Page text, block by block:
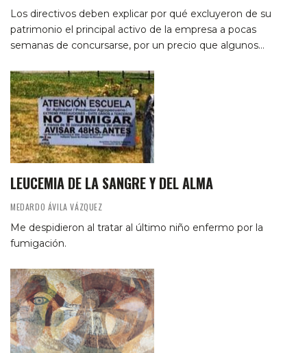
Los directivos deben explicar por qué excluyeron de su
patrimonio el principal activo de la empresa a pocas
semanas de concursarse, por un precio que algunos…
LEUCEMIA DE LA SANGRE Y DEL ALMA
MEDARDO ÁVILA VÁZQUEZ
Me despidieron al tratar al último niño enfermo por la
fumigación.